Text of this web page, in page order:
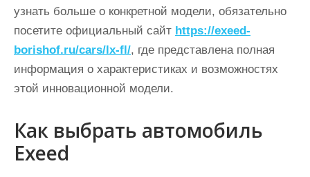
узнать больше о конкретной модели, обязательно
посетите официальный сайт https://exeed-
borishof.ru/cars/lx-fl/, где представлена полная
информация о характеристиках и возможностях
этой инновационной модели.
Как выбрать автомобиль
Exeed